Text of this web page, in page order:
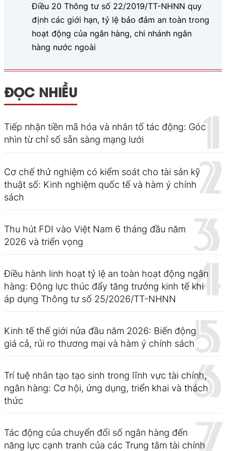
Điều 20 Thông tư số 22/2019/TT-NHNN quy
định các giới hạn, tỷ lệ bảo đảm an toàn trong
hoạt động của ngân hàng, chi nhánh ngân
hàng nước ngoài
ĐỌC NHIỀU
Tiếp nhận tiền mã hóa và nhân tố tác động: Góc
nhìn từ chỉ số sẵn sàng mạng lưới
Cơ chế thử nghiệm có kiểm soát cho tài sản kỹ
thuật số: Kinh nghiệm quốc tế và hàm ý chính
sách
Thu hút FDI vào Việt Nam 6 tháng đầu năm
2026 và triển vọng
Điều hành linh hoạt tỷ lệ an toàn hoạt động ngân
hàng: Động lực thúc đẩy tăng trưởng kinh tế khi
áp dụng Thông tư số 25/2026/TT-NHNN
Kinh tế thế giới nửa đầu năm 2026: Biến động
giá cả, rủi ro thương mại và hàm ý chính sách
Trí tuệ nhân tạo tạo sinh trong lĩnh vực tài chính,
ngân hàng: Cơ hội, ứng dụng, triển khai và thách
thức
Tác động của chuyển đổi số ngân hàng đến
năng lực cạnh tranh của các Trung tâm tài chính